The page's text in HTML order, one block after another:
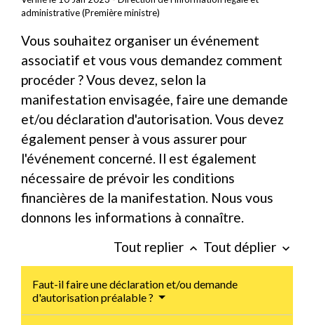
administrative (Première ministre)
Vous souhaitez organiser un événement
associatif et vous vous demandez comment
procéder ? Vous devez, selon la
manifestation envisagée, faire une demande
et/ou déclaration d'autorisation. Vous devez
également penser à vous assurer pour
l'événement concerné. Il est également
nécessaire de prévoir les conditions
financières de la manifestation. Nous vous
donnons les informations à connaître.
Tout replier keyboard_arrow_up Tout déplier keyboard_arrow_down
Faut-il faire une déclaration et/ou demande
d'autorisation préalable ?